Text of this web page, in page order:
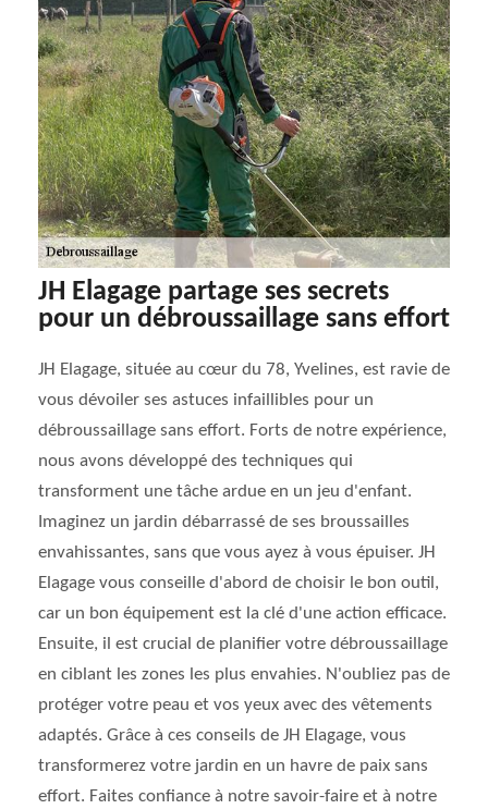
JH Elagage partage ses secrets
pour un débroussaillage sans effort
JH Elagage, située au cœur du 78, Yvelines, est ravie de
vous dévoiler ses astuces infaillibles pour un
débroussaillage sans effort. Forts de notre expérience,
nous avons développé des techniques qui
transforment une tâche ardue en un jeu d'enfant.
Imaginez un jardin débarrassé de ses broussailles
envahissantes, sans que vous ayez à vous épuiser. JH
Elagage vous conseille d'abord de choisir le bon outil,
car un bon équipement est la clé d'une action efficace.
Ensuite, il est crucial de planifier votre débroussaillage
en ciblant les zones les plus envahies. N'oubliez pas de
protéger votre peau et vos yeux avec des vêtements
adaptés. Grâce à ces conseils de JH Elagage, vous
transformerez votre jardin en un havre de paix sans
effort. Faites confiance à notre savoir-faire et à notre